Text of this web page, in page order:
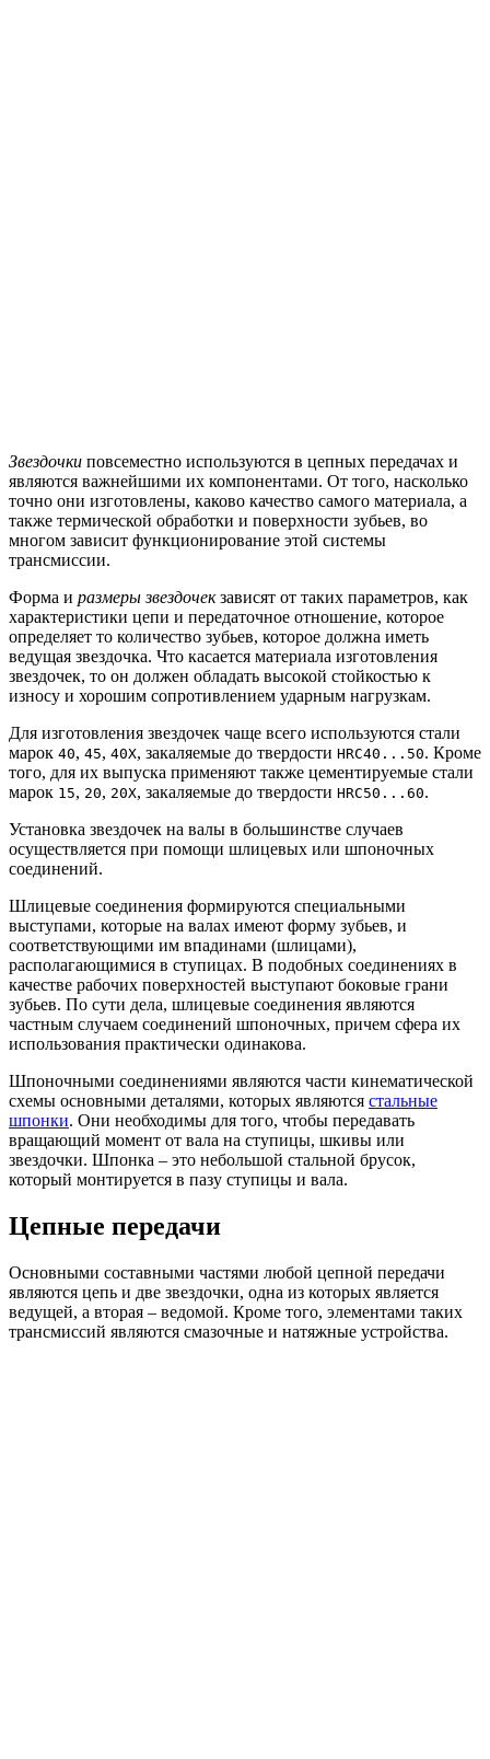
Звездочки повсеместно используются в цепных передачах и
являются важнейшими их компонентами. От того, насколько
точно они изготовлены, каково качество самого материала, а
также термической обработки и поверхности зубьев, во
многом зависит функционирование этой системы
трансмиссии.
Форма и размеры звездочекзависят от таких параметров, как
характеристики цепи и передаточное отношение, которое
определяет то количество зубьев, которое должна иметь
ведущая звездочка. Что касается материала изготовления
звездочек, то он должен обладать высокой стойкостью к
износу и хорошим сопротивлением ударным нагрузкам.
Для изготовления звездочек чаще всего используются стали
марок 40, 45, 40Х, закаляемые до твердости HRC40...50. Кроме
того, для их выпуска применяют также цементируемые стали
марок 15, 20, 20Х, закаляемые до твердости HRC50...60.
Установка звездочек на валы в большинстве случаев
осуществляется при помощи шлицевых или шпоночных
соединений.
Шлицевые соединения формируются специальными
выступами, которые на валах имеют форму зубьев, и
соответствующими им впадинами (шлицами),
располагающимися в ступицах. В подобных соединениях в
качестве рабочих поверхностей выступают боковые грани
зубьев. По сути дела, шлицевые соединения являются
частным случаем соединений шпоночных, причем сфера их
использования практически одинакова.
Шпоночными соединениями являются части кинематической
схемы основными деталями, которых являются стальные
шпонки. Они необходимы для того, чтобы передавать
вращающий момент от вала на ступицы, шкивы или
звездочки. Шпонка – это небольшой стальной брусок,
который монтируется в пазу ступицы и вала.
Цепные передачи
Основными составными частями любой цепной передачи
являются цепь и две звездочки, одна из которых является
ведущей, а вторая – ведомой. Кроме того, элементами таких
трансмиссий являются смазочные и натяжные устройства.